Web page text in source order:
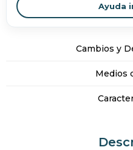
Ayuda
Cambios y
Medios